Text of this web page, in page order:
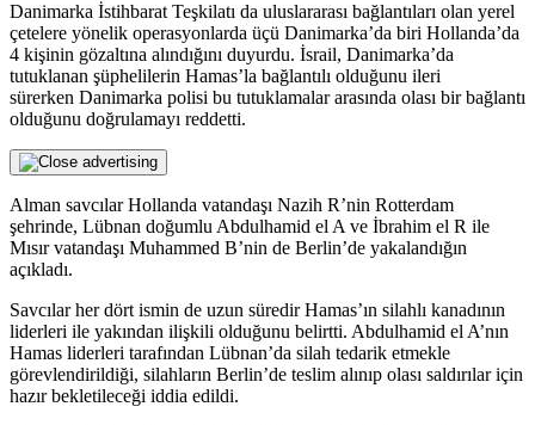
Danimarka İstihbarat Teşkilatı da uluslararası bağlantıları olan yerel
çetelere yönelik operasyonlarda üçü Danimarka’da biri Hollanda’da
4 kişinin gözaltına alındığını duyurdu. İsrail, Danimarka’da
tutuklanan şüphelilerin Hamas’la bağlantılı olduğunu ileri
sürerken Danimarka polisi bu tutuklamalar arasında olası bir bağlantı
olduğunu doğrulamayı reddetti.
Alman savcılar Hollanda vatandaşı Nazih R’nin Rotterdam
şehrinde, Lübnan doğumlu Abdulhamid el A ve İbrahim el R ile
Mısır vatandaşı Muhammed B’nin de Berlin’de yakalandığın
açıkladı.
Savcılar her dört ismin de uzun süredir Hamas’ın silahlı kanadının
liderleri ile yakından ilişkili olduğunu belirtti. Abdulhamid el A’nın
Hamas liderleri tarafından Lübnan’da silah tedarik etmekle
görevlendirildiği, silahların Berlin’de teslim alınıp olası saldırılar için
hazır bekletileceği iddia edildi.